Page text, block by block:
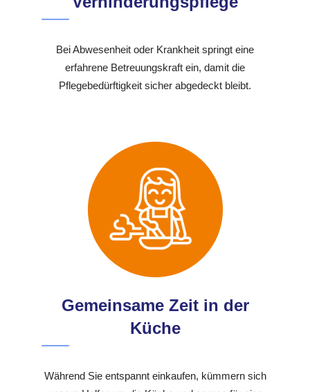
Bei Abwesenheit oder Krankheit springt eine
erfahrene Betreuungskraft ein, damit die
Pflegebedürftigkeit sicher abgedeckt bleibt.
Gemeinsame Zeit in der
Küche
Während Sie entspannt einkaufen, kümmern sich